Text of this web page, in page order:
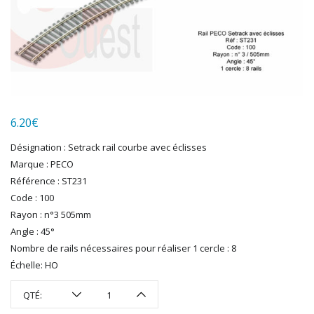
HUMBROL
ITALERI
JOUEF
MAKETTE
MARLKIN
MKD
NOREV
NOVATEUR MODELES
PECO
PG mini
PIKO
PN SUD MODELISME
PREISER
PRINCE AUGUST
6.20€
Désignation : Setrack rail courbe avec éclisses
Marque : PECO
Référence : ST231
Code : 100
Rayon : n°3 505mm
Angle : 45°
Nombre de rails nécessaires pour réaliser 1 cercle : 8
Échelle: HO
QTÉ: